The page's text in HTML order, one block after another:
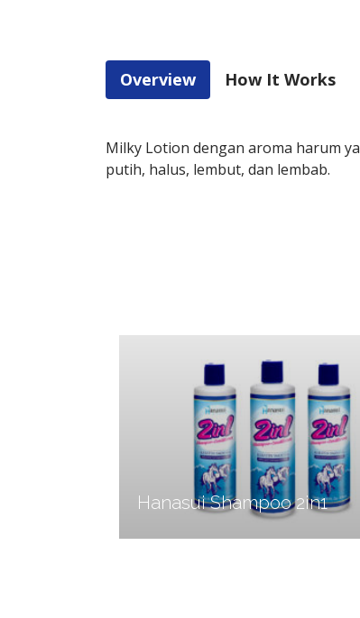
Overview How It Works
Milky Lotion dengan aroma harum
putih, halus, lembut, dan lembab.
Hanasui Shampoo 2in1